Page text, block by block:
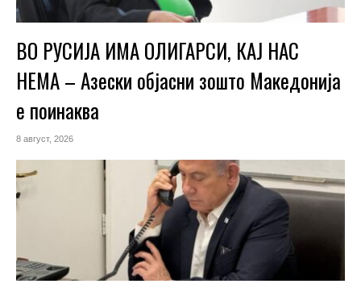
ВО РУСИЈА ИМА ОЛИГАРСИ, КАЈ НАС
НЕМА – Азески објасни зошто Македонија
е поинаква
8 август, 2026